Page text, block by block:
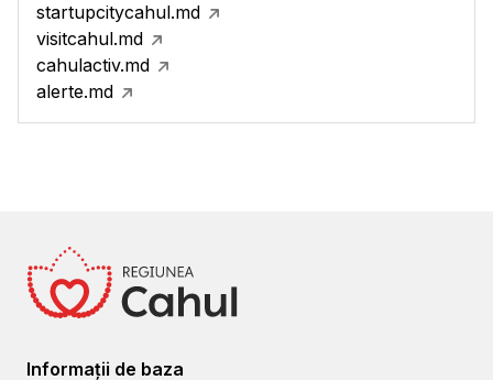
startupcitycahul.md
visitcahul.md
cahulactiv.md
alerte.md
Informații de baza